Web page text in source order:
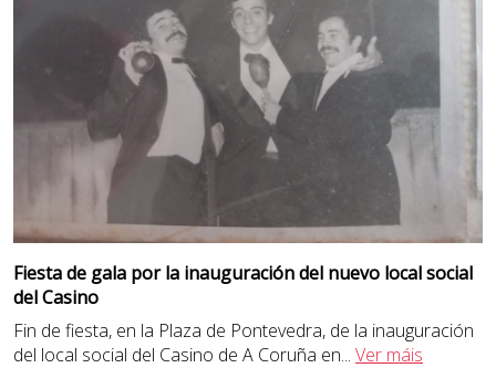
Fiesta de gala por la inauguración del nuevo local social
del Casino
Fin de fiesta, en la Plaza de Pontevedra, de la inauguración
del local social del Casino de A Coruña en... Ver máis